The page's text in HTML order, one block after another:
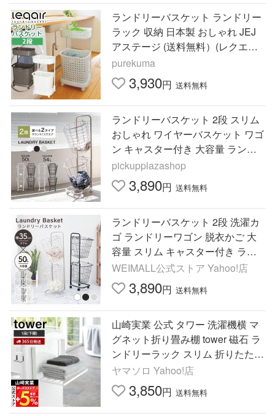
ランドリーバスケット ランドリー
ラック 収納 日本製 おしゃれ JEJ
アステージ (送料無料）(レクエア
2段)
purekuma
3,930円 送料無料
ランドリーバスケット 2段 スリム
おしゃれ ワイヤーバスケット ワゴ
ン キャスター付き 大容量 ランド
リーワゴン ランドリーラック
pickupplazashop
3,890円 送料無料
ランドリーバスケット 2段 洗濯カ
ゴ ランドリーワゴン 脱衣かご 大
容量 スリム キャスター付き ラン
ドリーラック 収納 北欧 おしゃれ
洗濯かご メッシュ
WEIMALL公式ストア Yahoo!店
3,890円 送料無料
山崎実業 公式 タワー 洗濯機横 マ
グネット折り畳み棚 tower 磁石 ラ
ンドリーラック スリム 折りたたみ
タオル 洗濯機前 5096 5097
ヤマソロ Yahoo!店
3,850円 送料無料